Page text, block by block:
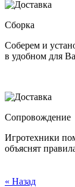
Сборка
Соберем и
в удобном для
Сопровождение
Игротехники
объяснят
« Назад